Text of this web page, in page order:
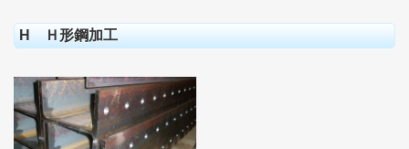
H Ｈ形鋼加工